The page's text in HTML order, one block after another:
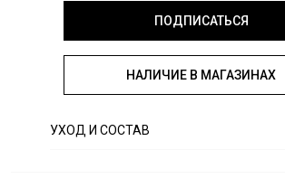
ПОДПИСАТЬСЯ
НАЛИЧИЕ В МАГАЗИНАХ
УХОД И СОСТАВ